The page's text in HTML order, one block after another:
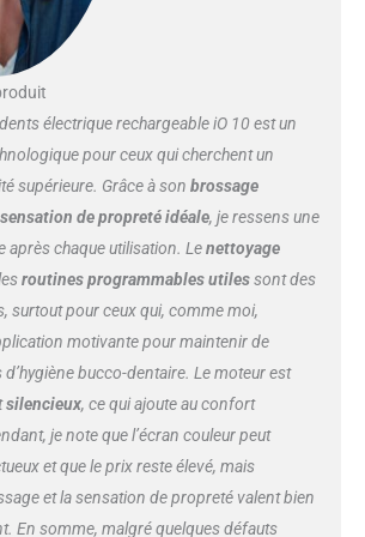
nettoyage complet Écran
interactif en couleur signale des
et le rappel pour le
remplacement de la tête, vous
saluez lorsque vous l'allumez et
vous souriez lorsque vous faites
un bon travail 7 modes de
nettoyage pour personnaliser
votre brossage : nettoyage
quotidien, dents sensibles,
protection des gencives,
nettoyage en profondeur,
blanchissant, super délicat,
nettalingue Capteur de pression
voyant rouge, blanc ou vert si
vous vous brossez trop fort, trop
doucement ou avec la bonne
pression Passez à une brosse à
électrique rechargeable iO 10 est un
pour ceux qui cherchent un
supérieure. Grâce à son brossage
sensation de propreté idéale, je ressens une
après chaque utilisation. Lenettoyage
routines programmables utilessont des
surtout pour ceux qui, comme moi,
motivante pour maintenir de
bucco-dentaire. Le moteur est
silencieux, ce qui ajoute au confort
je note que l’écran couleur peut
et que le prix reste élevé, mais
et la sensation de propreté valent bien
En somme, malgré quelques défauts